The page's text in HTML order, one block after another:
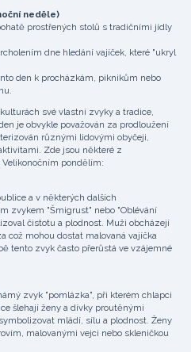
neděle)
prostřených stolů s tradičními jídly
dne hledání vajíček, které "ukryl
den k procházkám, piknikům nebo
své vlastní zvyky a tradice,
je obvykle považován za prodloužení
různými lidovými obyčeji,
Zde jsou některé z
pondělím:
a v některých dalších
zvykem "Šmigrust" nebo "Oblévání
čistotu a plodnost. Muži obcházejí
což mohou dostat malovaná vajíčka
tento zvyk často přerůstá ve vzájemné
zvyk "pomlázka", při kterém chlapci
šlehají ženy a dívky proutěnými
mládí, sílu a plodnost. Ženy
malovanými vejci nebo skleničkou